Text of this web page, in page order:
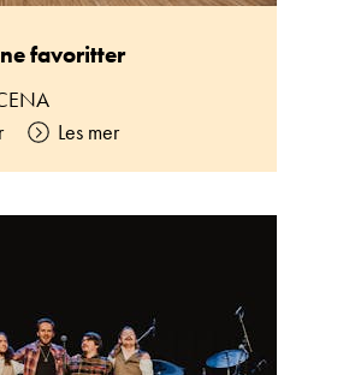
favoritter
Les mer